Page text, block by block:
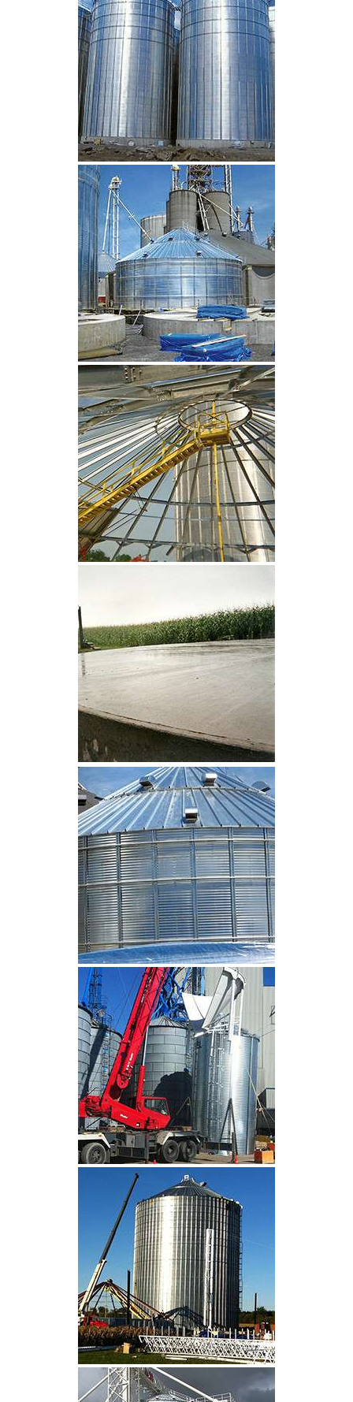
CLIQUEZ POUR AGRANDIR
CLIQUEZ POUR AGRANDIR
CLIQUEZ POUR AGRANDIR
CLIQUEZ POUR AGRANDIR
CLIQUEZ POUR AGRANDIR
CLIQUEZ POUR AGRANDIR
CLIQUEZ POUR AGRANDIR